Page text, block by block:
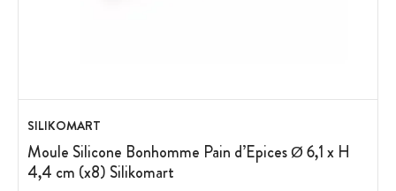
SILIKOMART
Moule Silicone Bonhomme Pain d’Epices Ø 6,1 x H
4,4 cm (x8) Silikomart